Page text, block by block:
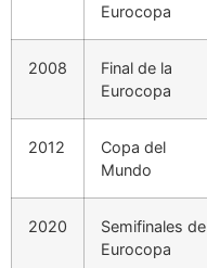
Eurocopa
2008
Final de la
Eurocopa
2012
Copa del
Mundo
2020
Semifinales de
Eurocopa